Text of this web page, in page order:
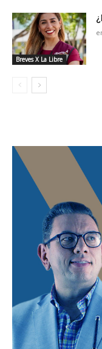
Breves X La Libre